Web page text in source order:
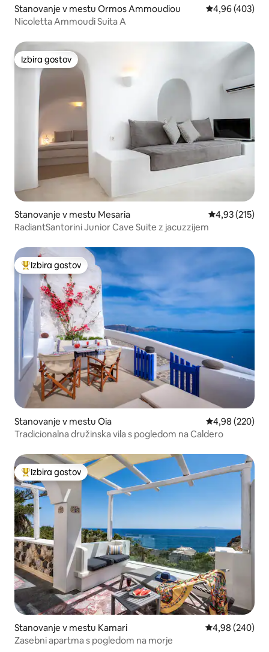
Stanovanje v mestu Ormos Ammoudiou Povprečna
4,96 (403)
Nicoletta Ammoudi Suita A
Izbira gostov
Izbira gostov
Stanovanje v mestu Mesaria Povprečna
4,93 (215)
RadiantSantorini Junior Cave Suite z jacuzzijem
Najbolj priljubljena prenočišča z značko »Izbira gostov«
Izbira gostov
Stanovanje v mestu Oia Povprečna
4,98 (220)
Tradicionalna družinska vila s pogledom na Caldero
Najbolj priljubljena prenočišča z značko »Izbira gostov«
Izbira gostov
Stanovanje v mestu Kamari Povprečna
4,98 (240)
Zasebni apartma s pogledom na morje